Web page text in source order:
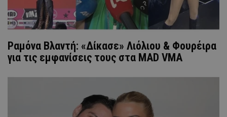
Ραμόνα Βλαντή: «Δίκασε» Λιόλιου & Φουρέιρα
για τις εμφανίσεις τους στα MAD VMA